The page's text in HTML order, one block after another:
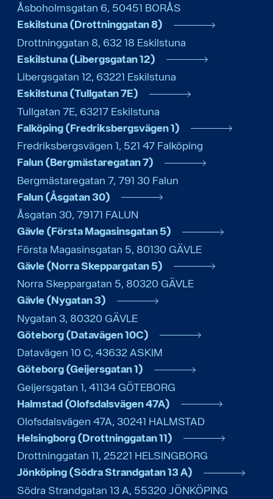
Åsboholmsgatan 6, 50451 BORÅS
Eskilstuna (Drottninggatan 8)
Drottninggatan 8, 632 18 Eskilstuna
Eskilstuna (Libergsgatan 12)
Libergsgatan 12, 63221 Eskilstuna
Eskilstuna (Tullgatan 7E)
Tullgatan 7E, 63217 Eskilstuna
Falköping (Fredriksbergsvägen 1)
Fredriksbergsvägen 1, 521 47 Falköping
Falun (Bergmästaregatan 7)
Bergmästaregatan 7, 791 30 Falun
Falun (Åsgatan 30)
Åsgatan 30, 79171 FALUN
Gävle (Första Magasinsgatan 5)
Första Magasinsgatan 5, 80130 GÄVLE
Gävle (Norra Skeppargatan 5)
Norra Skeppargatan 5, 80320 GÄVLE
Gävle (Nygatan 3)
Nygatan 3, 80320 GÄVLE
Göteborg (Datavägen 10C)
Datavägen 10 C, 43632 ASKIM
Göteborg (Geijersgatan 1)
Geijersgatan 1, 41134 GÖTEBORG
Halmstad (Olofsdalsvägen 47A)
Olofsdalsvägen 47A, 30241 HALMSTAD
Helsingborg (Drottninggatan 11)
Drottninggatan 11, 25221 HELSINGBORG
Jönköping (Södra Strandgatan 13 A)
Södra Strandgatan 13 A, 55320 JÖNKÖPING